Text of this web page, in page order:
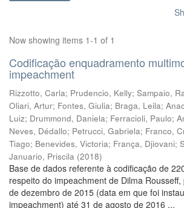
Now showing items 1-1 of 1
Codificação enquadramento
impeachment
Rizzotto, Carla; Prudencio, Kelly; Sampaio,
Oliari, Artur; Fontes, Giulia; Braga, Leila;
Luiz; Drummond, Daniela; Ferracioli, Paulo;
Neves, Dédallo; Petrucci, Gabriela; Franco,
Tiago; Benevides, Victoria; França, Djiovani;
Januario, Priscila (2018)
Base de dados referente à codificação de
respeito do impeachment de Dilma
de dezembro de 2015 (data em que foi
impeachment) até 31 de agosto de 2016 ...